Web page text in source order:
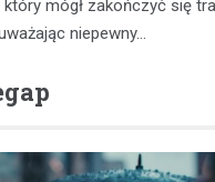
mógł zakończyć się
niepewny…